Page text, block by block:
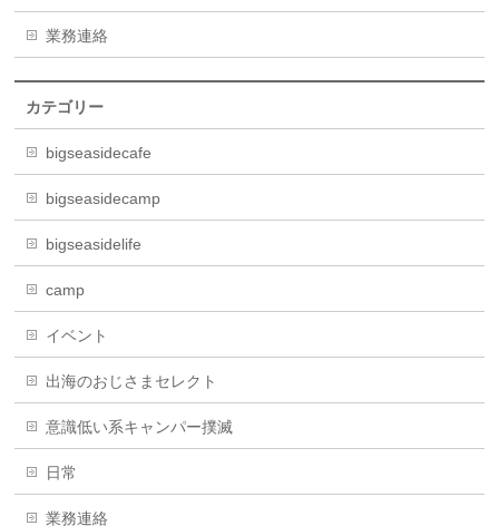
業務連絡
カテゴリー
bigseasidecafe
bigseasidecamp
bigseasidelife
camp
イベント
出海のおじさまセレクト
意識低い系キャンパー撲滅
日常
業務連絡